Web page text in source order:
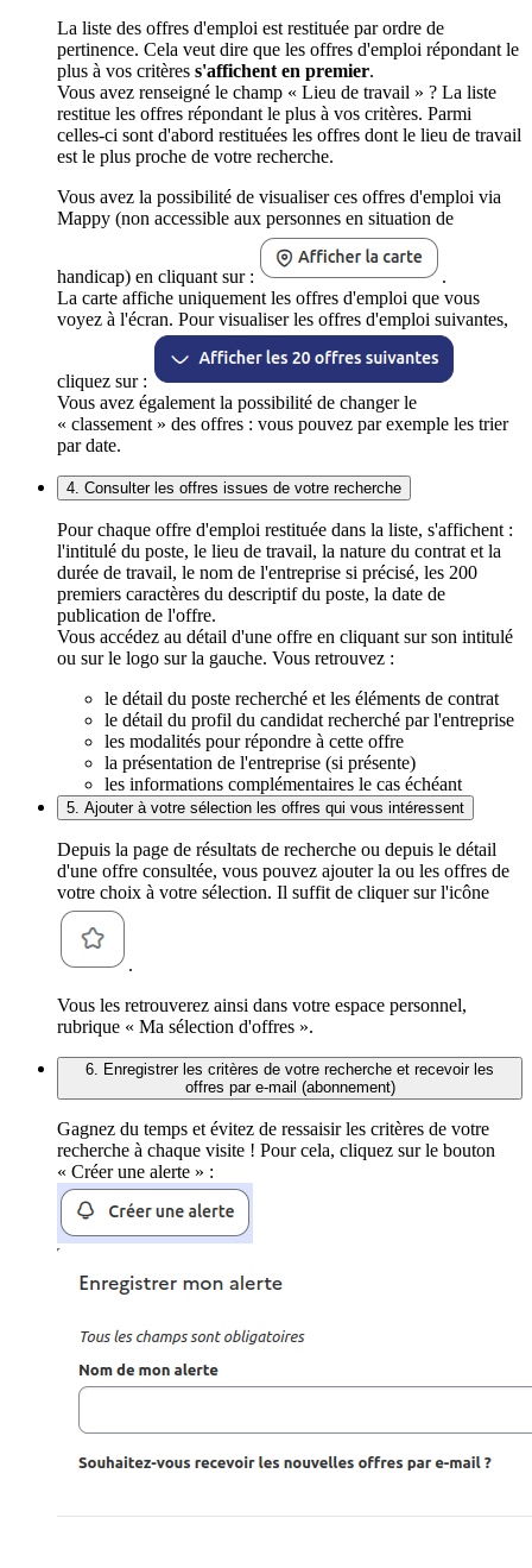
La liste des offres d'emploi est restituée par ordre de
pertinence. Cela veut dire que les offres d'emploi répondant le
plus à vos critères s'affichent en premier.
Vous avez renseigné le champ « Lieu de travail » ? La liste
restitue les offres répondant le plus à vos critères. Parmi
celles-ci sont d'abord restituées les offres dont le lieu de travail
est le plus proche de votre recherche.
Vous avez la possibilité de visualiser ces offres d'emploi via
Mappy (non accessible aux personnes en situation de
handicap) en cliquant sur :
.
La carte affiche uniquement les offres d'emploi que vous
voyez à l'écran. Pour visualiser les offres d'emploi suivantes,
cliquez sur :
Vous avez également la possibilité de changer le
« classement » des offres : vous pouvez par exemple les trier
par date.
4. Consulter les offres issues de votre recherche
Pour chaque offre d'emploi restituée dans la liste, s'affichent :
l'intitulé du poste, le lieu de travail, la nature du contrat et la
durée de travail, le nom de l'entreprise si précisé, les 200
premiers caractères du descriptif du poste, la date de
publication de l'offre.
Vous accédez au détail d'une offre en cliquant sur son intitulé
ou sur le logo sur la gauche. Vous retrouvez :
le détail du poste recherché et les éléments de contrat
le détail du profil du candidat recherché par l'entreprise
les modalités pour répondre à cette offre
la présentation de l'entreprise (si présente)
les informations complémentaires le cas échéant
5. Ajouter à votre sélection les offres qui vous intéressent
Depuis la page de résultats de recherche ou depuis le détail
d'une offre consultée, vous pouvez ajouter la ou les offres de
votre choix à votre sélection. Il suffit de cliquer sur l'icône
.
Vous les retrouverez ainsi dans votre espace personnel,
rubrique « Ma sélection d'offres ».
6. Enregistrer les critères de votre recherche et recevoir les
offres par e-mail (abonnement)
Gagnez du temps et évitez de ressaisir les critères de votre
recherche à chaque visite ! Pour cela, cliquez sur le bouton
« Créer une alerte » :